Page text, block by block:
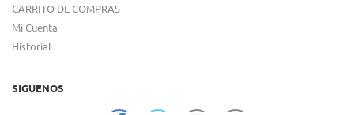
CARRITO DE COMPRAS
Mi Cuenta
Historial
SIGUENOS